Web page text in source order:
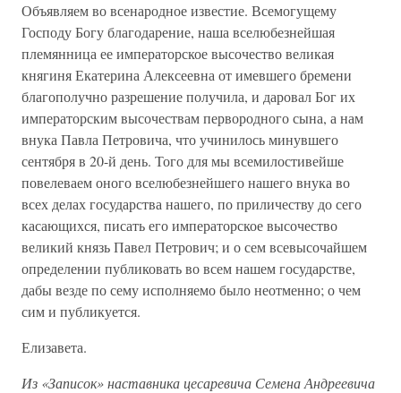
Объявляем во всенародное известие. Всемогущему
Господу Богу благодарение, наша вселюбезнейшая
племянница ее императорское высочество великая
княгиня Екатерина Алексеевна от имевшего бремени
благополучно разрешение получила, и даровал Бог их
императорским высочествам первородного сына, а нам
внука Павла Петровича, что учинилось минувшего
сентября в 20-й день. Того для мы всемилостивейше
повелеваем оного вселюбезнейшего нашего внука во
всех делах государства нашего, по приличеству до сего
касающихся, писать его императорское высочество
великий князь Павел Петрович; и о сем всевысочайшем
определении публиковать во всем нашем государстве,
дабы везде по сему исполняемо было неотменно; о чем
сим и публикуется.
Елизавета.
Из «Записок» наставника цесаревича Семена Андреевича